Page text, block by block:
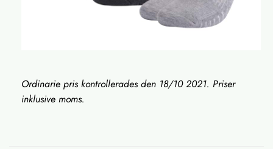
Ordinarie pris kontrollerades den 18/102021. Priser
inklusive moms.